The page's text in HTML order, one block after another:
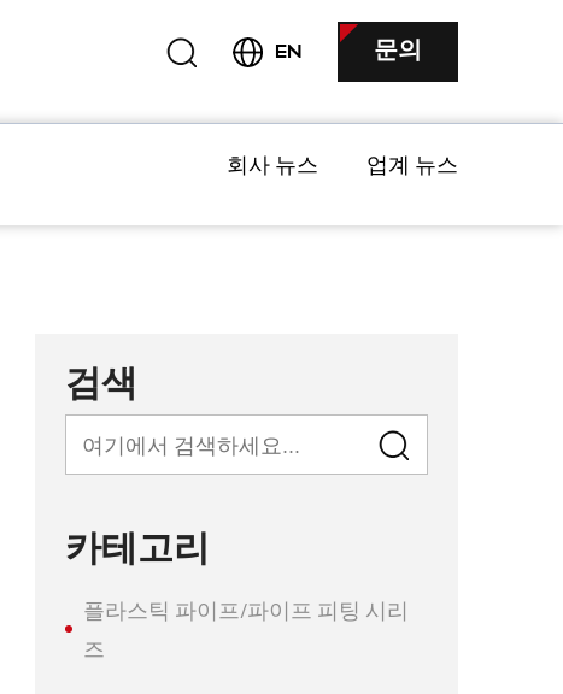
EN 문의
회사 뉴스 업계 뉴스
검색
카테고리
플라스틱 파이프/파이프 피팅 시리
즈